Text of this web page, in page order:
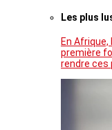
Les plus
En
première
rendre ces